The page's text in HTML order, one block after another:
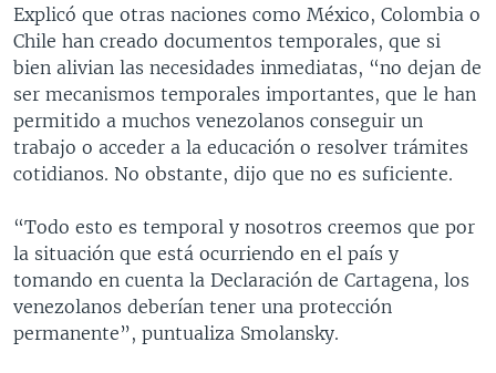
Explicó que otras naciones como México, Colombia o
Chile han creado documentos temporales, que si
bien alivian las necesidades inmediatas, “no dejan de
ser mecanismos temporales importantes, que le han
permitido a muchos venezolanos conseguir un
trabajo o acceder a la educación o resolver trámites
cotidianos. No obstante, dijo que no es suficiente.
“Todo esto es temporal y nosotros creemos que por
la situación que está ocurriendo en el país y
tomando en cuenta la Declaración de Cartagena, los
venezolanos deberían tener una protección
permanente”, puntualiza Smolansky.